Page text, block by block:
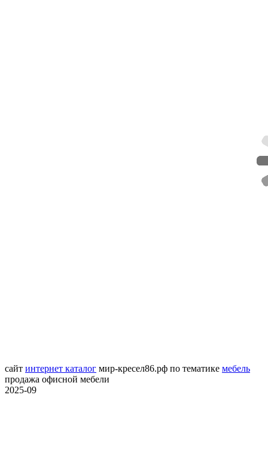
сайт интернет каталог мир-кресел86.рф по тематике мебель
продажа офисной мебели
2025-09